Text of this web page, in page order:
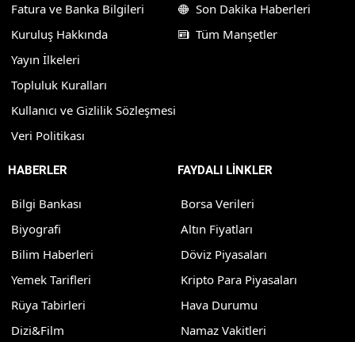
Fatura ve Banka Bilgileri
Kuruluş Hakkında
Yayın İlkeleri
Topluluk Kuralları
Kullanıcı ve Gizlilik Sözleşmesi
Veri Politikası
Son Dakika Haberleri
Tüm Manşetler
HABERLER
Bilgi Bankası
Biyografi
Bilim Haberleri
Yemek Tarifleri
Rüya Tabirleri
Dizi&Film
FAYDALI LİNKLER
Borsa Verileri
Altın Fiyatları
Döviz Piyasaları
Kripto Para Piyasaları
Hava Durumu
Namaz Vakitleri